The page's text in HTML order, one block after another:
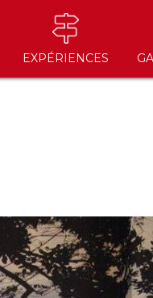
EXPÉRIENCES